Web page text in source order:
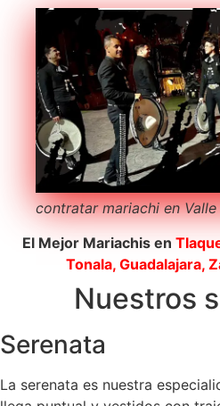
contratar mariachi en
El Mejor Mariachis en
Tonala, Guadalajara,
Nuestros
Serenata
La serenata es nuestra